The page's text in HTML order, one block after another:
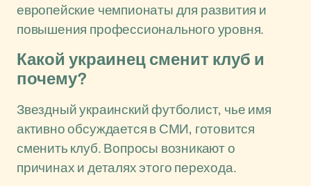
европейские чемпионаты для развития и
повышения профессионального уровня.
Какой украинец сменит клуб и
почему?
Звездный украинский футболист, чье имя
активно обсуждается в СМИ, готовится
сменить клуб. Вопросы возникают о
причинах и деталях этого перехода.